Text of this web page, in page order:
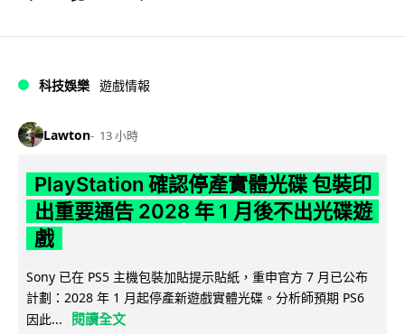
科技娛樂 遊戲情報
Lawton 13 小時
PlayStation 確認停產實體光碟 包裝印
出重要通告 2028 年 1 月後不出光碟遊
戲
Sony 已在 PS5 主機包裝加貼提示貼紙，重申官方 7 月已公布
計劃：2028 年 1 月起停產新遊戲實體光碟。分析師預期 PS6
因此...
閱讀全文